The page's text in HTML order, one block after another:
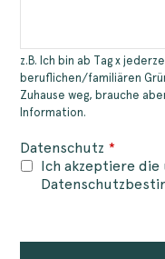
z.B. Ich bin ab Tag x
beruflichen/familiären
Zuhause weg, brauche
Information.
Datenschutz *
Ich akzeptiere